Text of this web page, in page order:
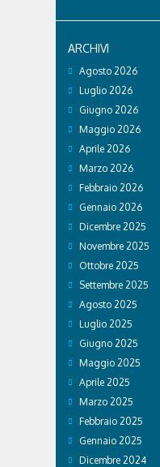
ARCHIVI
Agosto 2026
Luglio 2026
Giugno 2026
Maggio 2026
Aprile 2026
Marzo 2026
Febbraio 2026
Gennaio 2026
Dicembre 2025
Novembre 2025
Ottobre 2025
Settembre 2025
Agosto 2025
Luglio 2025
Giugno 2025
Maggio 2025
Aprile 2025
Marzo 2025
Febbraio 2025
Gennaio 2025
Dicembre 2024